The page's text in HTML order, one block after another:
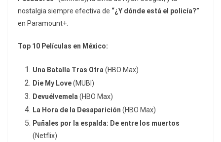
nostalgia siempre efectiva de “¿Y dónde está el policía?”
en Paramount+.
Top 10 Películas en México:
Una Batalla Tras Otra (HBO Max)
Die My Love(MUBI)
Devuélvemela (HBO Max)
La Hora de la Desaparición (HBO Max)
Puñales por la espalda: De entre los muertos
(Netflix)